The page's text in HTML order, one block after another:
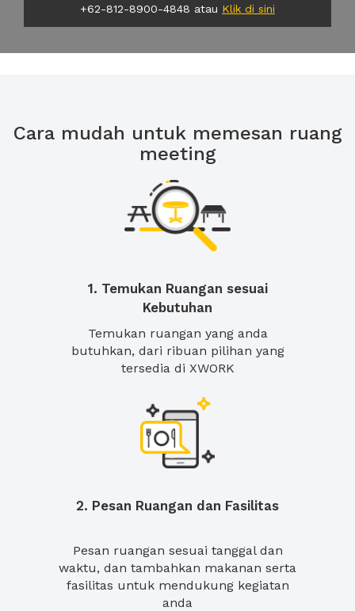
+62-812-8900-4848 atau Klik di sini
Cara mudah untuk memesan ruang
meeting
1. Temukan Ruangan sesuai
Kebutuhan
Temukan ruangan yang anda
butuhkan, dari ribuan pilihan yang
tersedia di XWORK
2. Pesan Ruangan dan Fasilitas
Pesan ruangan sesuai tanggal dan
waktu, dan tambahkan makanan serta
fasilitas untuk mendukung kegiatan
anda